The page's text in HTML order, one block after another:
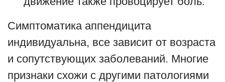
Симптоматика аппендицита
индивидуальна, все зависит от возраста
и сопутствующих заболеваний. Многие
признаки схожи с другими патологиями